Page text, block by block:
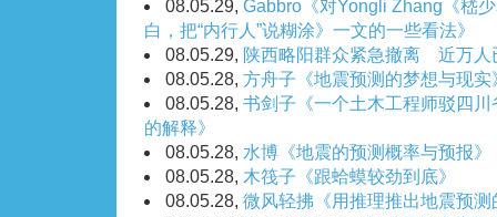
08.05.29, Gabbro《对Yongli Zhang《嵇
白，把“内行人”说糊涂》一文的一些看法》
08.05.29, 陕西略阳群众紧急撤离 近万人
08.05.28, 方舟子《地震预测的梦想与现实
08.05.28, 书剑子《一个土木工程师驳四
的解释》
08.05.28, 水博《地震的预测概率与预报》
08.05.28, 木筏子《跟蛤蟆较劲到底》
08.05.28, 微风轻拂《用推理推出地震预测